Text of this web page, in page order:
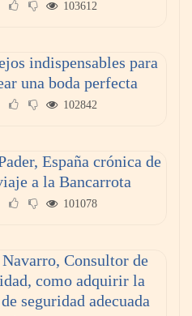
103612
indispensables para
una boda perfecta
102842
España crónica de
a la Bancarrota
101078
Consultor de
como adquirir la
seguridad adecuada